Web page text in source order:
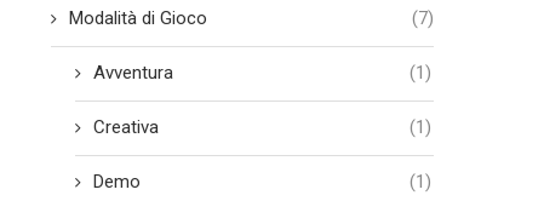
Modalità di Gioco (7)
Avventura (1)
Creativa (1)
Demo (1)